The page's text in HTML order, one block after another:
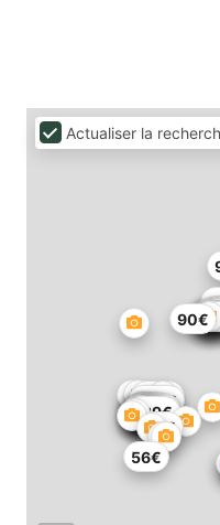
182€
34€
219€
90€
208€
125€
112€
97€
272€
56€
93€
139€
106€
Actualiser la